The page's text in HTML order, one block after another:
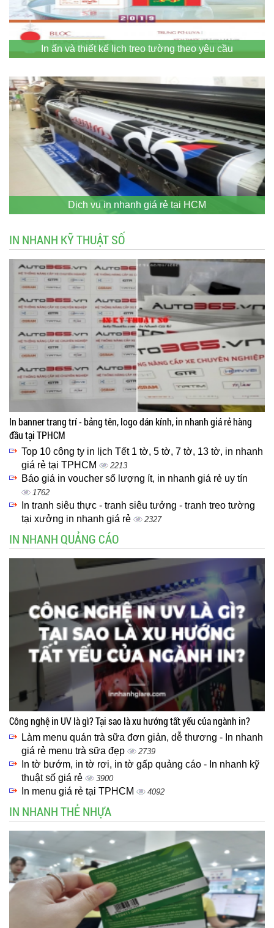
In ấn và thiết kế lịch treo tường theo yêu cầu
Dịch vụ in nhanh giá rẻ tại HCM
IN NHANH KỸ THUẬT SỐ
In banner trang trí - bảng tên, logo dán kính, in nhanh giá rẻ hàng
đầu tại TPHCM
Top 10 công ty in lịch Tết 1 tờ, 5 tờ, 7 tờ, 13 tờ, in nhanh
giá rẻ tại TPHCM
2213
Báo giá in voucher số lượng ít, in nhanh giá rẻ uy tín
1762
In tranh siêu thực - tranh siêu tưởng - tranh treo tường
tại xưởng in nhanh giá rẻ
2327
IN NHANH QUẢNG CÁO
Công nghệ in UV là gì? Tại sao là xu hướng tất yếu của ngành in?
Làm menu quán trà sữa đơn giản, dễ thương - In nhanh
giá rẻ menu trà sữa đẹp
2739
In tờ bướm, in tờ rơi, in tờ gấp quảng cáo - In nhanh kỹ
thuật số giá rẻ
3900
In menu giá rẻ tại TPHCM 4092
IN NHANH THẺ NHỰA